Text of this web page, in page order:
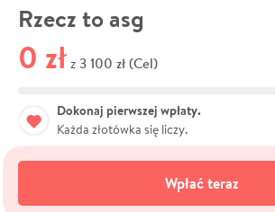
Rzecz to asg
0 zł z 3 100 zł (Cel)
Dokonaj pierwszej wpłaty.
Każda złotówka się liczy.
Wpłać teraz